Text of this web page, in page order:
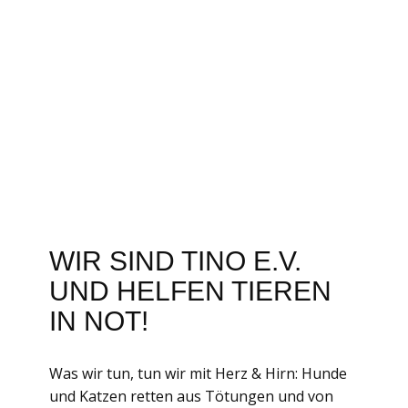
WIR SIND TINO E.V.
UND HELFEN TIEREN
IN NOT!
Was wir tun, tun wir mit Herz & Hirn: Hunde
und Katzen retten aus Tötungen und von